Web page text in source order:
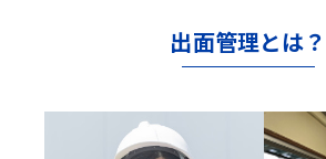
出面管理とは？